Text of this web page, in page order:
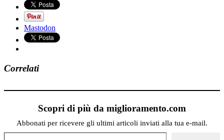
Mastodon
Correlati
Scopri di più da miglioramento.com
Abbonati per ricevere gli ultimi articoli inviati alla tua e-mail.
Digita la tua e-mail...